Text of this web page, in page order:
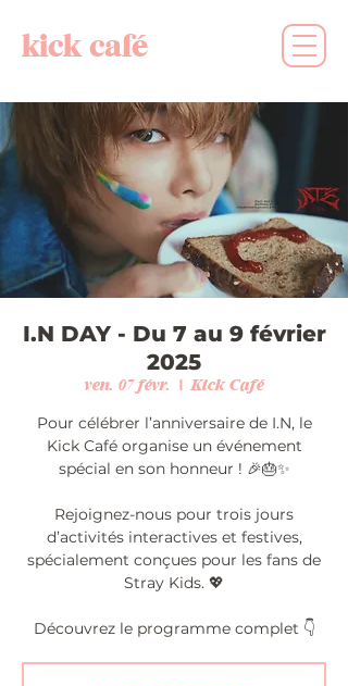
kick café
I.N DAY - Du 7 au 9 février
2025
ven. 07 févr.
  |
Kick Café
Pour célébrer l’anniversaire de I.N, le
Kick Café organise un événement
spécial en son honneur ! 🎉🎂✨
Rejoignez-nous pour trois jours
d’activités interactives et festives,
spécialement conçues pour les fans de
Stray Kids. 💖
Découvrez le programme complet 👇